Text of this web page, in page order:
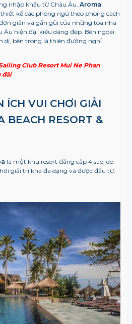
nhập khẩu từ Châu Âu. Aroma
kế các phòng ngủ theo phong cách
giản và gần gũi của những tòa nhà
Âu hiện đại kiểu dáng đẹp. Bên ngoài
dị, bên trong là thiên đường nghỉ
Club Resort Mui Ne Phan
đãi
ÍCH VUI CHƠI GIẢI
BEACH RESORT &
là một khu resort đẳng cấp 4 sao, do
giải trí khá đa dạng và được đầu tư.